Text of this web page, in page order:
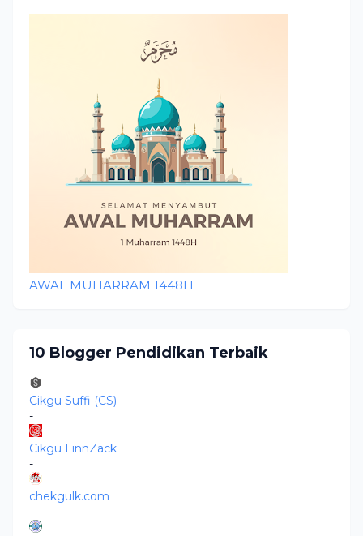
AWAL MUHARRAM 1448H
10 Blogger Pendidikan Terbaik
Cikgu Suffi (CS)
-
Cikgu LinnZack
-
chekgulk.com
-